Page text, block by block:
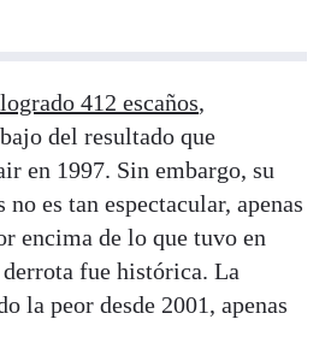
412 escaños,
del resultado que
en 1997. Sin embargo, su
es tan espectacular, apenas
encima de lo que tuvo en
fue histórica. La
la peor desde 2001, apenas